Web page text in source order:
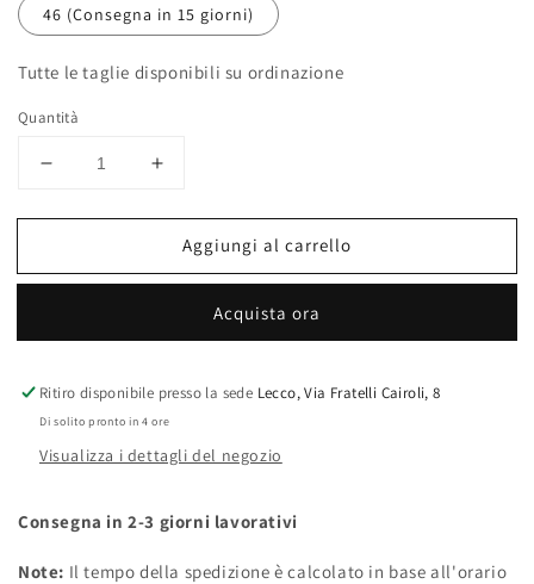
46 (Consegna in 15 giorni)
Tutte le taglie disponibili su ordinazione
Quantità
Diminuisci
per
SB
Tightbooth
Aumenta
per
Nike
SB
Tightbooth
Aggiungi al carrello
Acquista ora
Ritiro disponibile presso la sede Lecco, Via Fratelli Cairoli, 8
Di solito pronto in 4 ore
Visualizza i dettagli del negozio
Consegna in 2-3 giorni lavorativi
Note: Il tempo della spedizione è calcolato in base all'orario